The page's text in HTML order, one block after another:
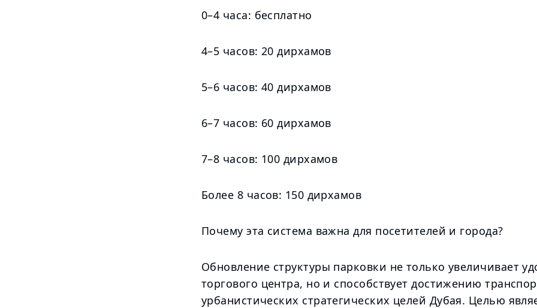
0–4 часа: бесплатно
4–5 часов: 20 дирхамов
5–6 часов: 40 дирхамов
6–7 часов: 60 дирхамов
7–8 часов: 100 дирхамов
Более 8 часов: 150 дирхамов
Почему эта система важна для посетителей и города?
Обновление структуры парковки не только увеличивает
торгового центра, но и способствует достижению
урбанистических стратегических целей Дубая. Целью